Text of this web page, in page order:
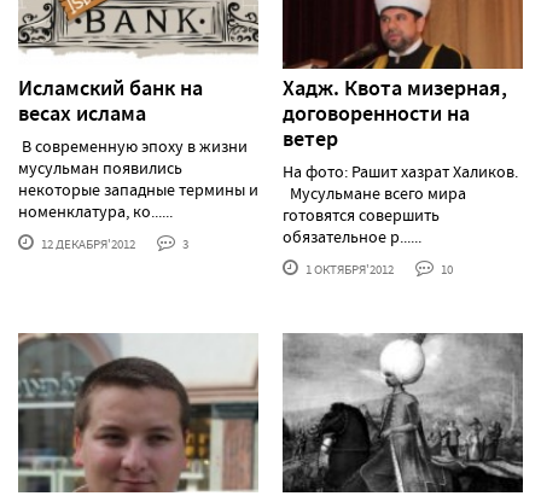
Исламский банк на
весах ислама
В современную эпоху в жизни
мусульман появились
некоторые западные термины и
номенклатура, ко......
12 ДЕКАБРЯ'2012 3
Хадж. Квота мизерная,
договоренности на
ветер
На фото: Рашит хазрат Халиков.
Мусульмане всего мира
готовятся совершить
обязательное р......
1 ОКТЯБРЯ'2012 10